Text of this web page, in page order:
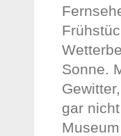
Sonne.
gar